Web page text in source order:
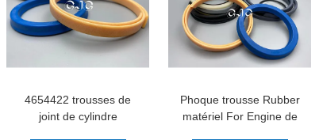
4654422 trousses de
joint de cylindre
Phoque trousse Rubber
matériel For Engine de